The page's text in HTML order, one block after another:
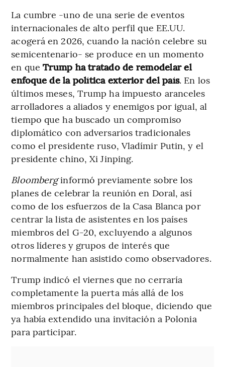
La cumbre -uno de una serie de eventos
internacionales de alto perfil que EE.UU.
acogerá en 2026, cuando la nación celebre su
semicentenario- se produce en un momento
en queTrump ha tratado de remodelar el
enfoque de la política exterior del país. En los
últimos meses, Trump ha impuesto aranceles
arrolladores a aliados y enemigos por igual, al
tiempo que ha buscado un compromiso
diplomático con adversarios tradicionales
como el presidente ruso, Vladímir Putin, y el
presidente chino, Xi Jinping.
Bloomberginformó previamente sobre los
planes de celebrar la reunión en Doral, así
como de los esfuerzos de la Casa Blanca por
centrar la lista de asistentes en los países
miembros del G-20, excluyendo a algunos
otros líderes y grupos de interés que
normalmente han asistido como observadores.
Trump indicó el viernes que no cerraría
completamente la puerta más allá de los
miembros principales del bloque, diciendo que
ya había extendido una invitación a Polonia
para participar.